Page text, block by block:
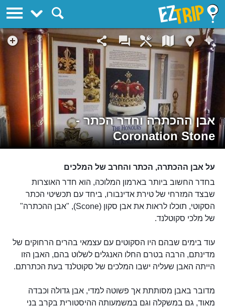
אבן ההכתרה וחדר הכתר -
Coronation Stone
על אבן ההכתרה, הכתר והחרב של המלכים
בחדר החשוב ביותר בארמון המלוכה, הוא חדר האוצרות
שבצד המזרחי של טירת אדינבורו, ביחד עם תכשיטי הכתר
הסקוטי, תוכלו לראות את אבן סקון (Scone), "אבן ההכתרה"
של מלכי סקוטלנד.
עוד בימים שבהם היו הסקוטים עם עצמאי בהרים הרחוקים של
מדינתם, הרבה בטרם החלו האנגלים לשלוט בהם, האבן הזו
הייתה האבן שעליה ישבו המלכים של סקוטלנד בעת הכתרתם.
מדובר באבן מסותתת אך פשוטה למדי, אבן גדולה וכבדה
מאוד, גם במשקלה וגם במשמעותה ההיסטורית בקרב בני
EZTrip